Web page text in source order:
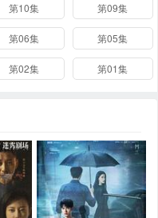
第10集 第09集
第06集 第05集
第02集 第01集